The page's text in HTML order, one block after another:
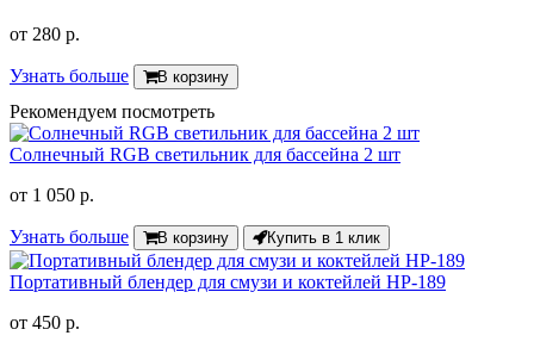
от 280 р.
Узнать больше В корзину
Рекомендуем посмотреть
Солнечный RGB светильник для бассейна 2 шт
от 1 050 р.
Узнать больше В корзину Купить в 1 клик
Портативный блендер для смузи и коктейлей HP-189
от 450 р.